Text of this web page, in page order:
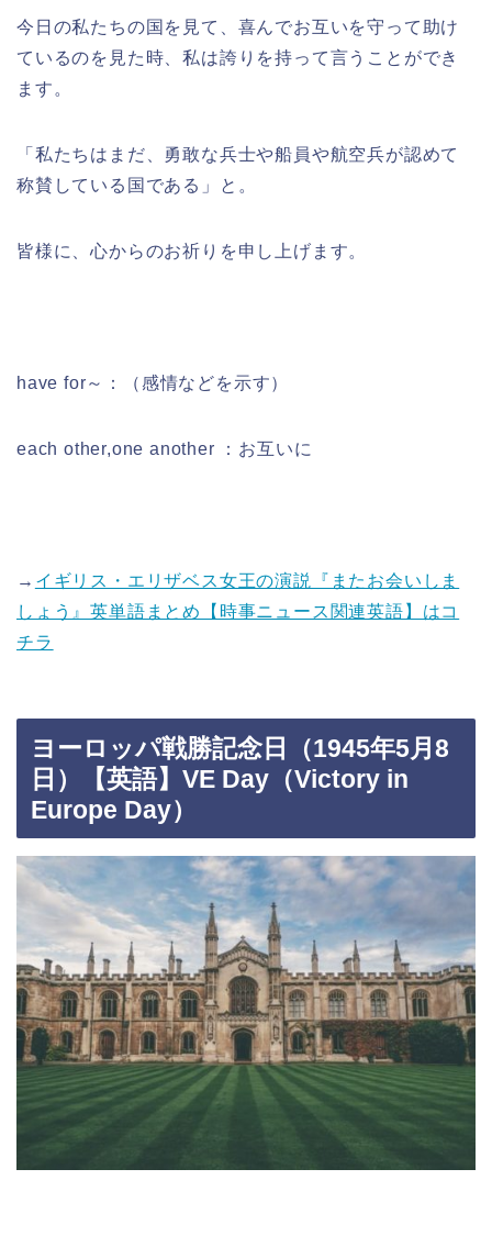
今日の私たちの国を見て、喜んでお互いを守って助け
ているのを見た時、私は誇りを持って言うことができ
ます。
「私たちはまだ、勇敢な兵士や船員や航空兵が認めて
称賛している国である」と。
皆様に、心からのお祈りを申し上げます。
have for～：（感情などを示す）
each other,one another ：お互いに
→ イギリス・エリザベス女王の演説『またお会いしま
しょう』英単語まとめ【時事ニュース関連英語】はコ
チラ
ヨーロッパ戦勝記念日（1945年5月8
日）【英語】VE Day（Victory in
Europe Day）